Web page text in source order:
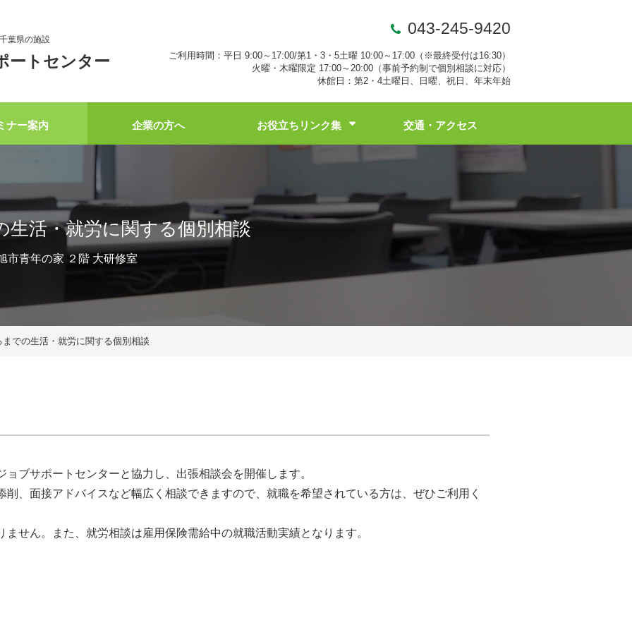
葉県の施設
ートセンター
043-245-9420
ご利用時間：平日 9:00～17:00/第1・3・5土曜 10:00～17:00（※最終受付は16:30）
火曜・木曜限定 17:00～20:00（事前予約制で個別相談に対応）
休館日：第2・4土曜日、日曜、祝日、年末年始
ナー案内 企業の方へ お役立ちリンク集 交通・アクセス
生活・就労に関する個別相談
青年の家 ２階 大研修室
での生活・就労に関する個別相談
ブサポートセンターと協力し、出張相談会を開催します。
、面接アドバイスなど幅広く相談できますので、就職を希望されている方は、ぜひご利用く
せん。また、就労相談は雇用保険需給中の就職活動実績となります。